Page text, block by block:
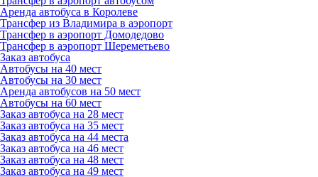
Аренда автобуса в Королеве
Трансфер из Владимира в аэропорт
Трансфер в аэропорт Домодедово
Трансфер в аэропорт Шереметьево
Заказ автобуса
Автобусы на 40 мест
Автобусы на 30 мест
Аренда автобусов на 50 мест
Автобусы на 60 мест
Заказ автобуса на 28 мест
Заказ автобуса на 35 мест
Заказ автобуса на 44 места
Заказ автобуса на 46 мест
Заказ автобуса на 48 мест
Заказ автобуса на 49 мест